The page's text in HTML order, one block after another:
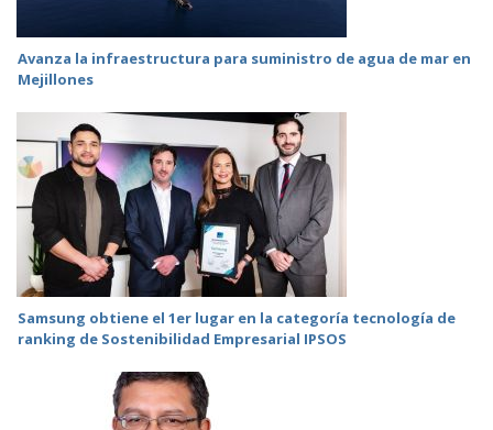
Avanza la infraestructura para suministro de agua de mar en
Mejillones
Samsung obtiene el 1er lugar en la categoría tecnología de
ranking de Sostenibilidad Empresarial IPSOS